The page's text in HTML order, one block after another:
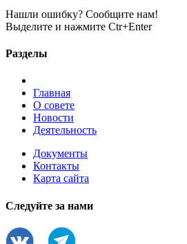
Нашли ошибку? Сообщите нам!
Выделите и нажмите Ctr+Enter
Разделы
Главная
О совете
Новости
Деятельность
Документы
Контакты
Карта сайта
Следуйте за нами